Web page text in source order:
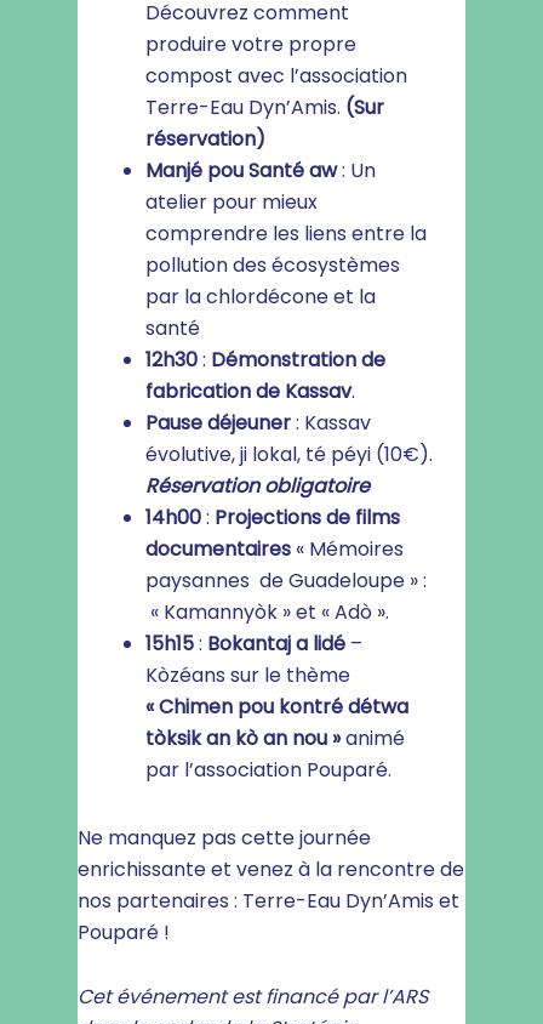
Découvrez comment
produire votre propre
compost avec l’association
Terre-Eau Dyn’Amis. (Sur
réservation)
Manjé pou Santéaw: Un
atelier pour mieux
comprendre les liens entre la
pollution des écosystèmes
par la chlordécone et la
santé
12h30: Démonstration de
fabrication de Kassav.
Pause déjeuner: Kassav
évolutive, ji lokal, té péyi (10€).
Réservation obligatoire
14h00: Projections de films
documentaires« Mémoires
paysannes de Guadeloupe » :
« Kamannyòk » et « Adò ».
15h15: Bokantaja lidé –
Kòzéans sur le thème
« Chimen pou kontré détwa
tòksik an kò an nou »animé
par l’association Pouparé.
Ne manquez pas cette journée
enrichissante et venez à la rencontre de
nos partenaires : Terre-Eau Dyn’Amis et
Pouparé !
Cet événement est financé par l’ARS